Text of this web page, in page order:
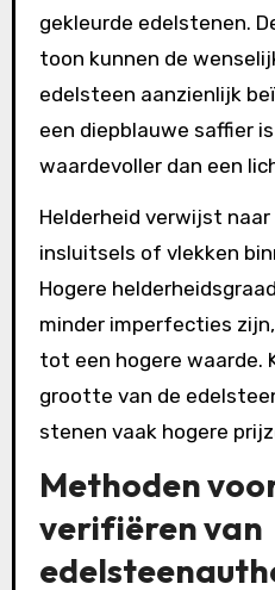
gekleurde edelstenen.
toon kunnen de
edelsteen aanzienlijk
een diepblauwe saffier
waardevoller dan een
Helderheid verwijst
insluitsels of vlekken
Hogere
minder imperfecties
tot een hogere waarde.
grootte van de
stenen vaak hogere
Methoden
verifiëren van